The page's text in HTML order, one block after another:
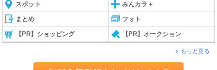
スポット みんカラ＋
まとめ フォト
【PR】ショッピング 【PR】オークション
もっと見る